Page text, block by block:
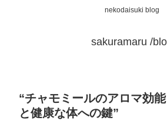
nekodaisuki blog
sakuramaru /
“チャモミールのアロマ効
と健康な体への鍵”